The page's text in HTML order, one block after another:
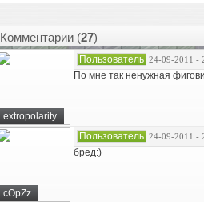
Комментарии (27)
extropolarity
Пользователь 24-09-2011 -
По мне так ненужная
cOpZz
Пользователь 24-09-2011 -
бред:)